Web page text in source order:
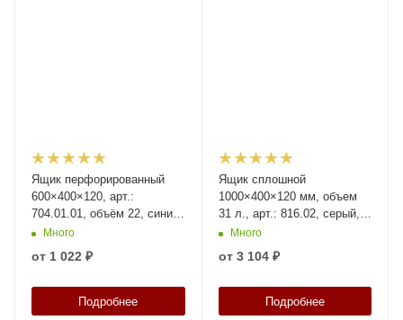
Ящик перфорированный
600×400×120, арт.:
704.01.01, объём 22, синий,
код: 16676
Много
от 1 022 ₽
Подробнее
Ящик сплошной
1000×400×120 мм, объем
31 л., арт.: 816.02, серый,
код: 10174
Много
от 3 104 ₽
Подробнее